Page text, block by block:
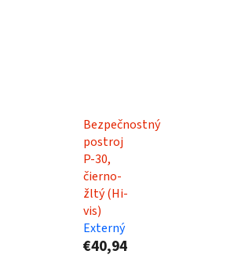
Bezpečnostný
postroj
P-30,
čierno-
žltý (Hi-
vis)
Externý
€40,94